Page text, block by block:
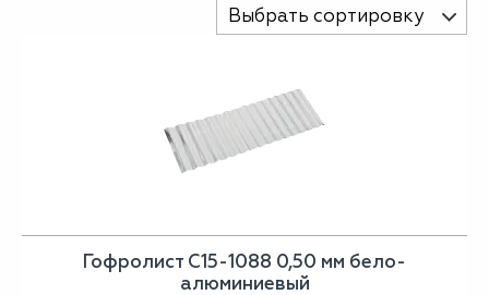
Выбрать сортировку
Гофролист С15-1088 0,50 мм бело-
алюминиевый